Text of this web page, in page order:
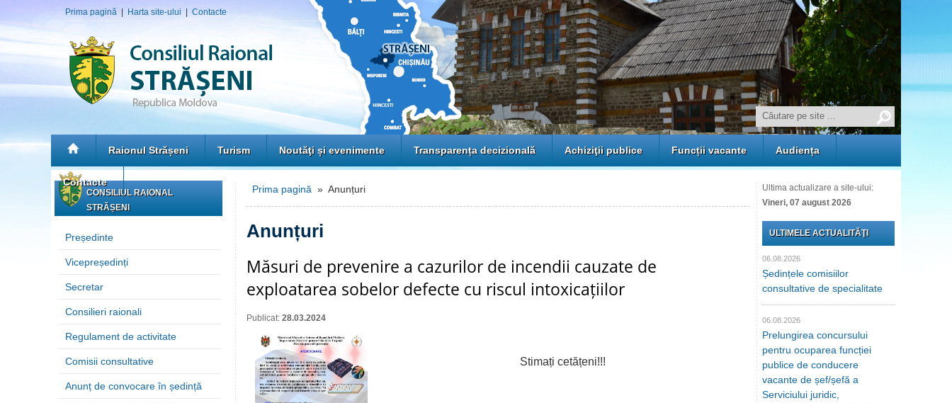
Prima pagină Harta site-ului Contacte
Raionul Strășeni Turism Noutăţi și evenimente Transparența decizională Achiziţii publice Funcții vacante Audiența
Contacte
CONSILIUL RAIONAL
STRĂȘENI
Președinte
Vicepreședinți
Secretar
Consilieri raionali
Regulament de activitate
Comisii consultative
Anunț de convocare în ședință
Prima pagină » Anunțuri
Anunțuri
Măsuri de prevenire a cazurilor de incendii cauzate de
exploatarea sobelor defecte cu riscul intoxicațiilor
Publicat: 28.03.2024
Stimați cetățeni!!!
Ultima actualizare a site-ului:
Vineri, 07 august 2026
ULTIMELE ACTUALITĂŢI
06.08.2026
Ședințele comisiilor
consultative de specialitate
06.08.2026
Prelungirea concursului
pentru ocuparea funcției
publice de conducere
vacante de șef/șefă a
Serviciului juridic,